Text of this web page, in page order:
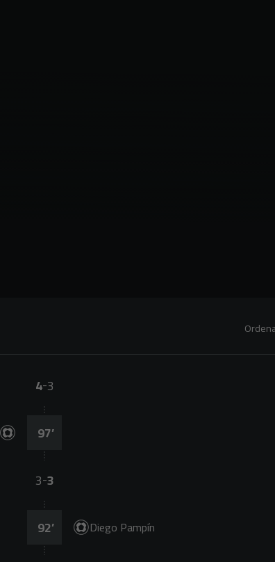
4-3
97’
3-3
Diego Pampín
92’